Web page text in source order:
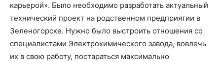
карьерой». Было необходимо разработать актуальный
технический проект на родственном предприятии в
Зеленогорске. Нужно было выстроить отношения со
специалистами Электрохимического завода, вовлечь
их в свою работу, постараться максимально